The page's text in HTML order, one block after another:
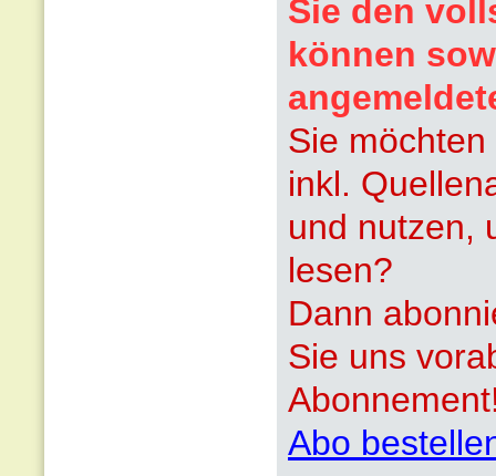
Sie den
können
Sie
inkl.
und nutzen,
lesen?
Dann
Sie uns
Abo